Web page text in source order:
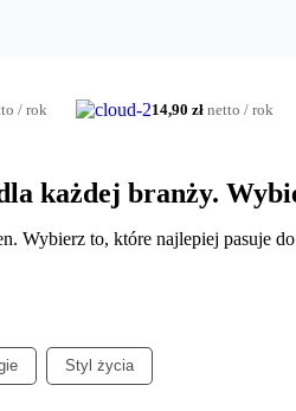
/ rok 14,90 zł netto / rok
każdej branży.
Wybierz to, które najlepiej pasuje
Styl życia